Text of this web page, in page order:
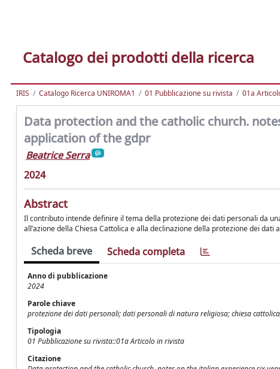
Catalogo dei prodotti della ricerca
IRIS Catalogo Ricerca UNIROMA1 01 Pubblicazione su rivista 01a
Data protection and the catholic church.
application of the gdpr
Beatrice Serra
2024
Abstract
Il contributo intende definire il tema della protezione dei dati personali da
all’azione della Chiesa Cattolica e alla declinazione della protezione dei
Scheda breve Scheda completa
Anno di pubblicazione
2024
Parole chiave
protezione dei dati personali; dati personali di natura religiosa; chiesa
Tipologia
01 Pubblicazione su rivista::01a Articolo in rivista
Citazione